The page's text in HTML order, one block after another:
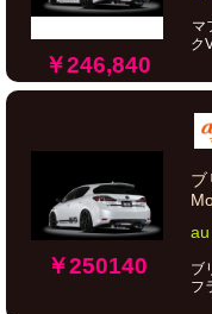
￥246,840
マ
ク
￥250140
ブ
au
ブ
フ